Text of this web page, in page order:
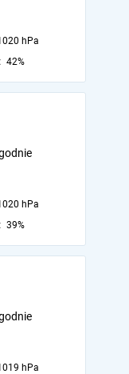
hPa
42%
hPa
39%
hPa